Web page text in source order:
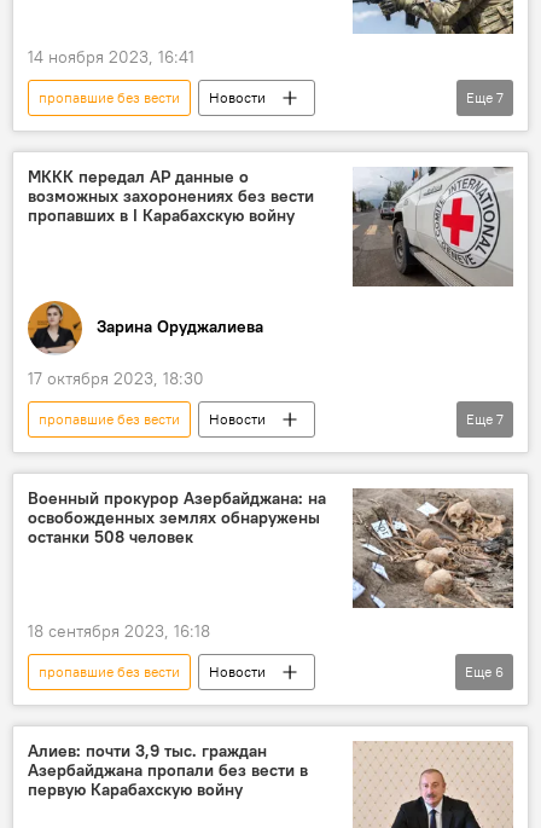
останки
массовое захоронение
Ходжалы
Политика
14 ноября 2023, 16:41
пропавшие без вести
Новости
Азербайджан
Армения
Али Нагиев
Служба государственной безопасности АР
Государственная комиссия по делам военнопленных, заложников и без вести пропавших граждан АР
Еще 7
МККК передал АР данные о
возможных захоронениях без вести
пропавших в I Карабахскую войну
Зарина Оруджалиева
17 октября 2023, 18:30
пропавшие без вести
Новости
Азербайджан
Карабах
Война
Захоронения
Международный комитет Красного Креста (МККК)
Еще 7
Военный прокурор Азербайджана: на
освобожденных землях обнаружены
останки 508 человек
18 сентября 2023, 16:18
пропавшие без вести
Новости
Азербайджан
Ханлар Велиев
Военная прокуратура АР
останки
Армения
Еще 6
Алиев: почти 3,9 тыс. граждан
Азербайджана пропали без вести в
первую Карабахскую войну